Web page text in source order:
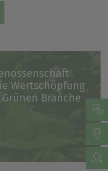
Wertschöpfung
Branche